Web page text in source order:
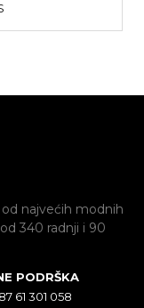
najvećih modnih
340 radnji i 90
PODRŠKA
61 301 058